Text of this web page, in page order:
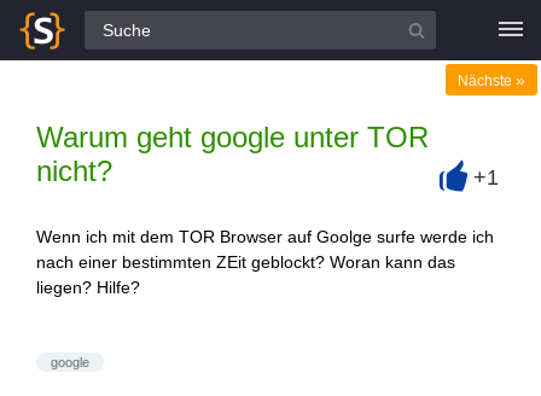
Alle Fragen
Warum geht google unter TOR
nicht?
Nächste »
+1
Wenn ich mit dem TOR Browser auf Goolge surfe werde ich
nach einer bestimmten ZEit geblockt? Woran kann das
liegen? Hilfe?
google